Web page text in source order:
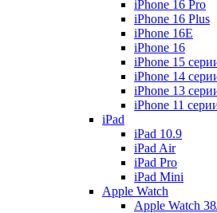
iPhone 16 Pro
iPhone 16 Plus
iPhone 16E
iPhone 16
iPhone 15
iPhone 14
iPhone 13
iPhone 11
iPad
iPad 10.9
iPad Air
iPad Pro
iPad Mini
Apple Watch
Apple Watch